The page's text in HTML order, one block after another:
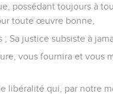
possédant toujours à
toute œuvre bonne,
Sa justice subsiste à
vous fournira et vous
libéralité qui, par notre